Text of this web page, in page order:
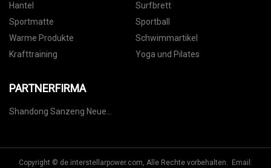
Hantel
Surfbrett
Sportmatte
Sportball
Warme Produkte
Schwimmartikel
Krafttraining
Yoga und Pilates
PARTNERFIRMA
Shandong Sanzeng Neue
Copyright © de.interstellarpower.com, Alle Rechte vorbehalten. Email: